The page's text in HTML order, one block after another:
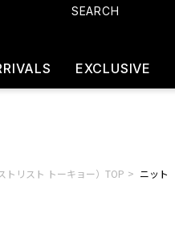
SEARCH
EXCLUSIVE
トリスト トーキョー）TOP ニット